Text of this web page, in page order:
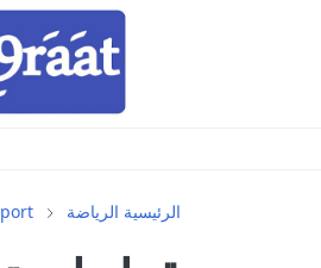
الرئيسية الرياضة